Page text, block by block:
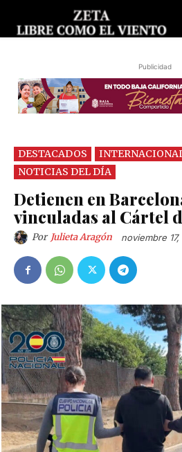
Publicidad
DESTACADOS
NOTICIAS DEL DÍA
Detienen en
vinculadas al Cártel
Por Julieta Aragón noviembre